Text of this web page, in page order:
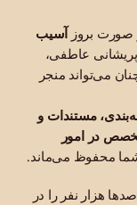
صورت بروز
آسیب
عاطفی،
می‌تواند منجر
مستندات و
در امور
محفوظ می‌ماند.
هزار نفر را در